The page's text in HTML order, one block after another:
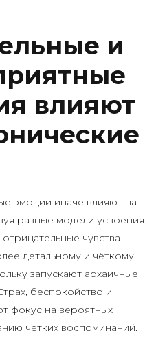
и
влияют
эмоции иначе влияют на
разные модели усвоения.
чувства
детальному и чёткому
запускают архаичные
беспокойство и
фокус на вероятных
четких воспоминаний.